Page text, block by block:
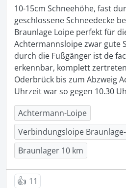
10-15cm Schneehöhe, fast
geschlossene Schneedecke
Braunlage Loipe perfekt für
Achtermannsloipe zwar gute
durch die Fußgänger ist de
erkennbar, komplett
Oderbrück bis zum Abzweig
Uhrzeit war so gegen 10.30
Achtermann-Loipe
Verbindungsloipe
Braunlager 10 km
👍 11